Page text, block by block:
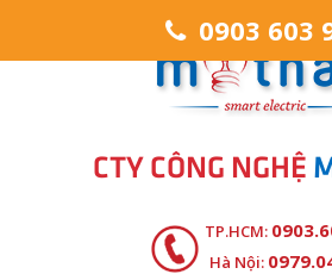
CTY CÔNG NGHỆ
TP.HCM:
Hà Nội:
0903 603